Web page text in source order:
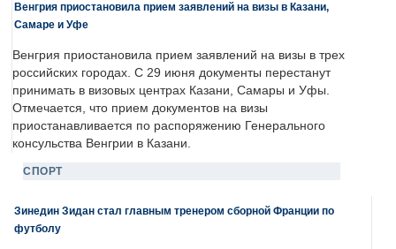
Венгрия приостановила прием заявлений на визы в Казани,
Самаре и Уфе
Венгрия приостановила прием заявлений на визы в трех
российских городах. С 29 июня документы перестанут
принимать в визовых центрах Казани, Самары и Уфы.
Отмечается, что прием документов на визы
приостанавливается по распоряжению Генерального
консульства Венгрии в Казани.
СПОРТ
Зинедин Зидан стал главным тренером сборной Франции по
футболу